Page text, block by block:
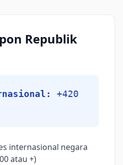
Republik
+420
internasional negara
atau +)